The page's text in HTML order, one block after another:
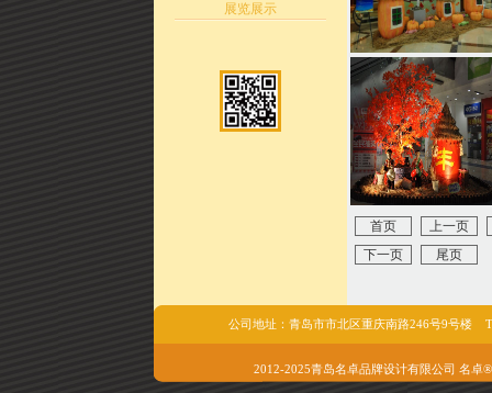
展览展示
首页
上一页
下一页
尾页
公司地址：青岛市市北区重庆南路246号9号楼
2012-2025青岛名卓品牌设计有限公司 名